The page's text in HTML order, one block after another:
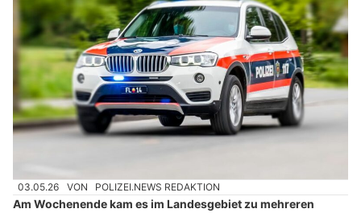
03.05.26 VON POLIZEI.NEWS REDAKTION
Am Wochenende kam es im Landesgebiet zu mehreren